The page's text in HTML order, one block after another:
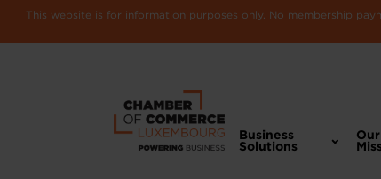
This website is for information purposes only. No membership
Business
Solutions
Our